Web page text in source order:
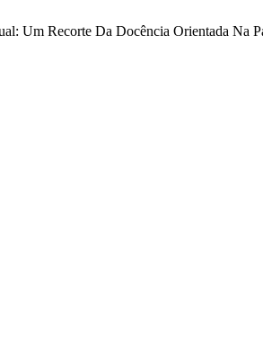
Um Recorte Da Docência Orientada Na